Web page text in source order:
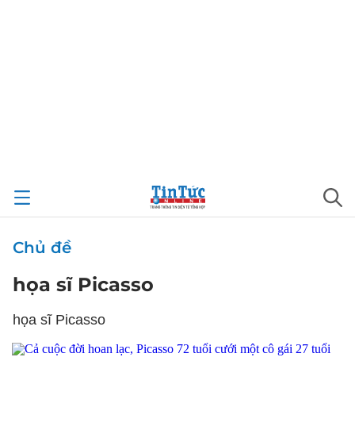
Chủ đề
họa sĩ Picasso
họa sĩ Picasso